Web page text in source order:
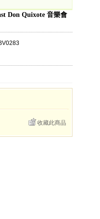
Don Quixote 音樂會
收藏此商品